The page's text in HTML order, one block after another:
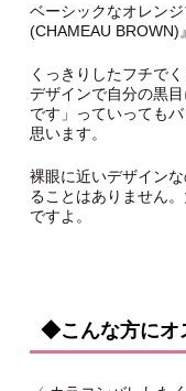
ベーシックなオレン
(CHAMEAU BROWN)
くっきりしたフチで
デザインで自分の黒
です」っていっても
思います。
裸眼に近いデザイン
ることはありません
ですよ。
◆こんな方に